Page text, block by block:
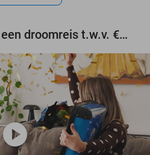
Maak gratis kans op een droomreis t.w.v. €3.000!
play_circle